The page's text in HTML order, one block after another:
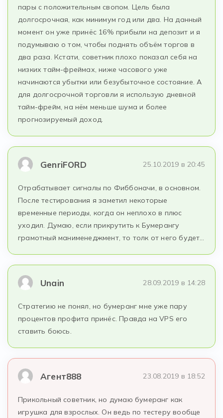
пары с положительным свопом. Цель была
долгосрочная, как минимум год или два. На данный
момент он уже принёс 16% прибыли на депозит и я
подумываю о том, чтобы поднять объём торгов в
два раза. Кстати, советник плохо показал себя на
низких тайм-фреймах, ниже часового уже
начинаются убытки или безубыточное состояние. А
для долгосрочной торговли я использую дневной
тайм-фрейм, на нём меньше шума и более
прогнозируемый доход.
GenriFORD 25.10.2019 в 20:45
Отрабатывает сигналы по Фиббоначи, в основном.
После тестирования я заметил некоторые
временные периоды, когда он неплохо в плюс
уходил. Думаю, если прикрутить к Бумерангу
грамотный манименеджмент, то толк от него будет…
Unain 28.09.2019 в 14:28
Стратегию не понял, но бумеранг мне уже пару
процентов профита принёс. Правда на VPS его
ставить боюсь.
Агент888 23.08.2019 в 18:52
Прикольный советник, но думаю бумеранг как
игрушка для взрослых. Он ведь по тестеру вообще